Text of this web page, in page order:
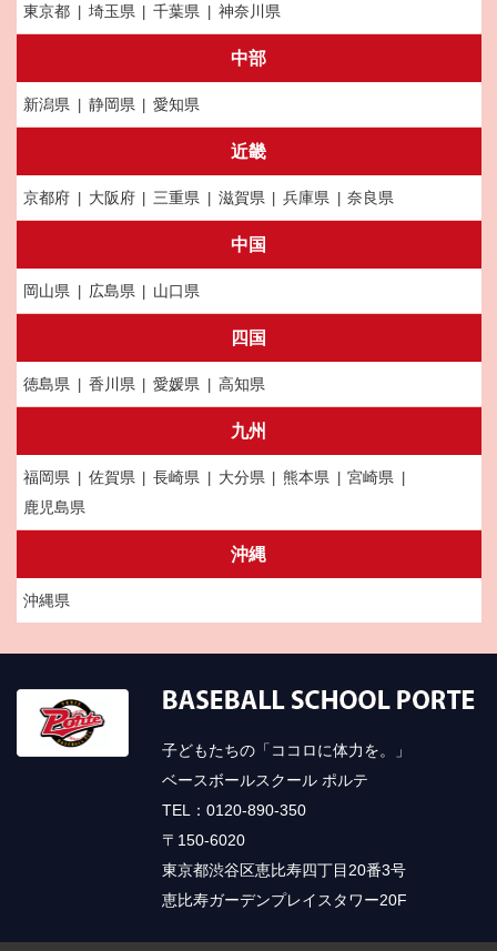
東京都 埼玉県 千葉県 神奈川県
中部
新潟県 静岡県 愛知県
近畿
京都府 大阪府 三重県 滋賀県 兵庫県 奈良県
中国
岡山県 広島県 山口県
四国
徳島県 香川県 愛媛県 高知県
九州
福岡県 佐賀県 長崎県 大分県 熊本県
宮崎県
鹿児島県
沖縄
沖縄県
子どもたちの「ココロに体力を。」
ベースボールスクール ポルテ
TEL：0120-890-350
〒150-6020
東京都渋谷区恵比寿四丁目20番3号
恵比寿ガーデンプレイスタワー20F